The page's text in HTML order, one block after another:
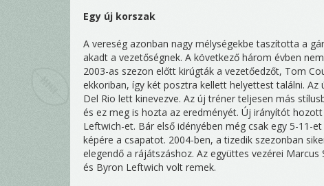
Egy új korszak
A vereség azonban nagy mélységekbe taszította a
akadt a vezetőségnek. A következő három évben
2003-as szezon előtt kirúgták a vezetőedzőt, Tom
ekkoriban, így két posztra kellett helyettest találni.
Del Rio lett kinevezve. Az új tréner teljesen más
és ez meg is hozta az eredményét. Új irányítót
Leftwich-et. Bár első idényében még csak egy 5-11-
képére a csapatot. 2004-ben, a tizedik szezonban
elegendő a rájátszáshoz. Az együttes vezérei
és Byron Leftwich volt remek.